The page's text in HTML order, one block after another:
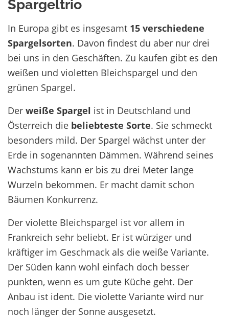
Spargeltrio
In Europa gibt es insgesamt 15 verschiedene
Spargelsorten. Davon findest du aber nur drei
bei uns in den Geschäften. Zu kaufen gibt es den
weißen und violetten Bleichspargel und den
grünen Spargel.
Der weiße Spargel ist in Deutschland und
Österreich die beliebteste Sorte. Sie schmeckt
besonders mild. Der Spargel wächst unter der
Erde in sogenannten Dämmen. Während seines
Wachstums kann er bis zu drei Meter lange
Wurzeln bekommen. Er macht damit schon
Bäumen Konkurrenz.
Der violette Bleichspargel ist vor allem in
Frankreich sehr beliebt. Er ist würziger und
kräftiger im Geschmack als die weiße Variante.
Der Süden kann wohl einfach doch besser
punkten, wenn es um gute Küche geht. Der
Anbau ist ident. Die violette Variante wird nur
noch länger der Sonne ausgesetzt.